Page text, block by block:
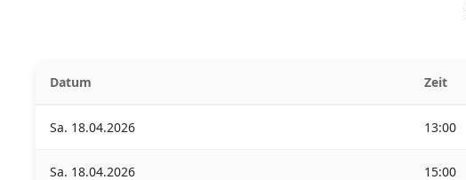
Datum Zeit
Sa. 18.04.2026 13:00
Sa. 18.04.2026 15:00